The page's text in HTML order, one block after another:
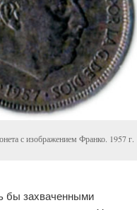
с изображением Франко. 1957 г.
бы захваченными